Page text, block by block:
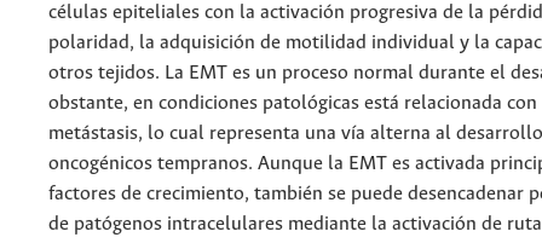
células epiteliales con la activación progresiva de la
polaridad, la adquisición de motilidad individual y la
otros tejidos. La EMT es un proceso normal durante el
obstante, en condiciones patológicas está relacionada
metástasis, lo cual representa una vía alterna al
oncogénicos tempranos. Aunque la EMT es activada
factores de crecimiento, también se puede desencadenar
de patógenos intracelulares mediante la activación de